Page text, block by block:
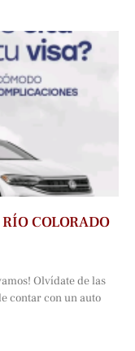
COLORADO
Olvídate de las
contar con un auto